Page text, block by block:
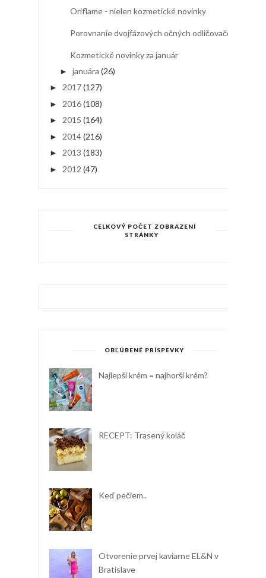
Oriflame - nielen kozmetické novinky
Porovnanie dvojfázových očných odličovačov
Kozmetické novinky za január
► januára (26)
► 2017(127)
► 2016(108)
► 2015 (164)
► 2014(216)
► 2013 (183)
► 2012 (47)
CELKOVÝ POČET ZOBRAZENÍ
STRÁNKY
OBĽÚBENÉ PRÍSPEVKY
Najlepší krém = najhorší krém?
RECEPT: Trasený koláč
Keď pečiem..
Otvorenie prvej kaviarne EL&N v
Bratislave